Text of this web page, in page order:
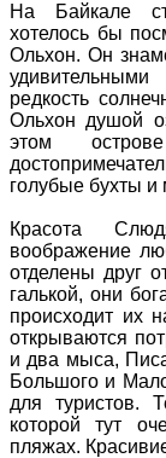
На Байкале
хотелось бы
Ольхон. Он
редкость
Ольхон душой
этом
голубые бухты
Красота
воображение
отделены друг
галькой, они
происходит их
открываются
и два мыса,
Большого и
для туристов.
которой тут
пляжах.